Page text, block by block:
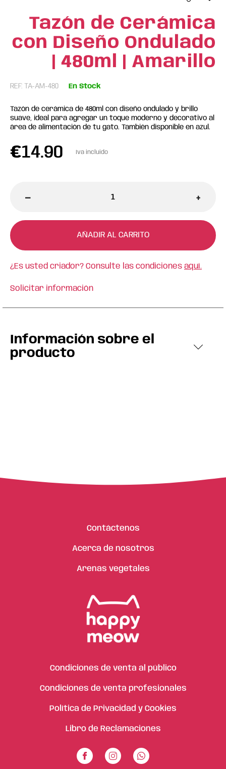
Tazón de Cerámica
con Diseño Ondulado
| 480ml | Amarillo
REF: TA-AM-480 En Stock
Tazón de cerámica de 480ml con diseño ondulado y brillo
suave, ideal para agregar un toque moderno y decorativo al
área de alimentación de tu gato. También disponible en azul.
€14.90 Iva incluido
- +
AÑADIR AL CARRITO
¿Es usted criador? Consulte las condiciones aquí.
Solicitar información
Información sobre el
producto
Contáctenos
Acerca de nosotros
Arenas vegetales
Condiciones de venta al público
Condiciones de venta profesionales
Política de Privacidad y Cookies
Libro de Reclamaciones